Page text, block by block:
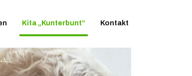
Kita „Kunterbunt“ Kontakt